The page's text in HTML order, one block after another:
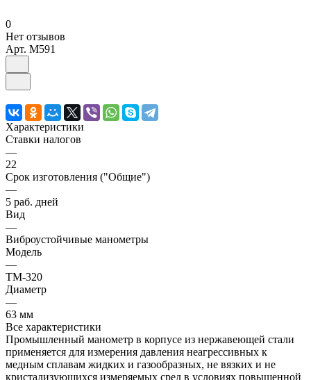
0
Нет отзывов
Арт. M591
Характеристики
Ставки налогов
—
22
Срок изготовления ("Общие")
—
5 раб. дней
Вид
—
Виброустойчивые манометры
Модель
—
ТМ-320
Диаметр
—
63 мм
Все характеристики
Промышленный манометр в корпусе из нержавеющей стали
применяется для измерения давления неагрессивных к
медным сплавам жидких и газообразных, не вязких и не
кристализующихся измеряемых сред в условиях повышенной